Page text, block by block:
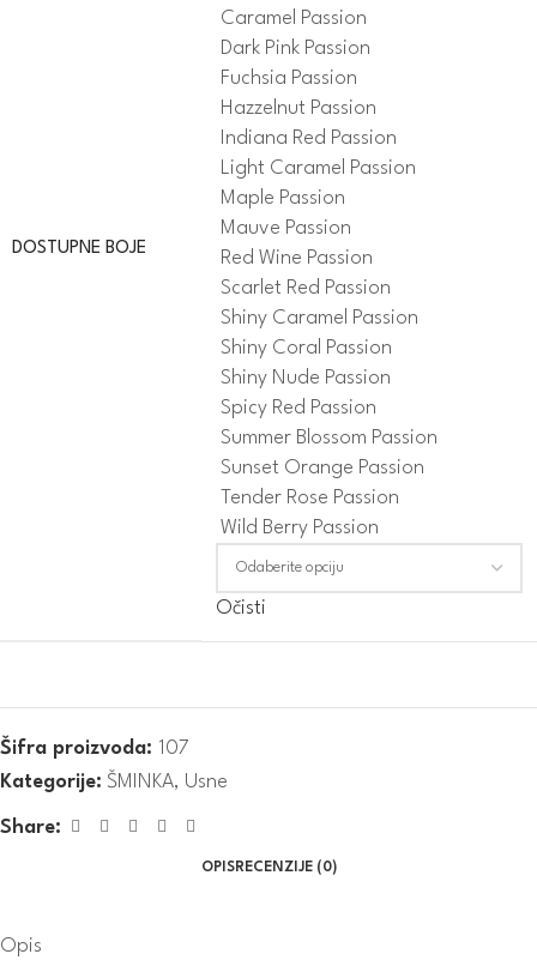
DOSTUPNE BOJE
Caramel Passion
Dark Pink Passion
Fuchsia Passion
Hazzelnut Passion
Indiana Red Passion
Light Caramel Passion
Maple Passion
Mauve Passion
Red Wine Passion
Scarlet Red Passion
Shiny Caramel Passion
Shiny Coral Passion
Shiny Nude Passion
Spicy Red Passion
Summer Blossom Passion
Sunset Orange Passion
Tender Rose Passion
Wild Berry Passion
Očisti
Šifra proizvoda: 107
Kategorije: ŠMINKA, Usne
Share:
OPISRECENZIJE (0)
Opis